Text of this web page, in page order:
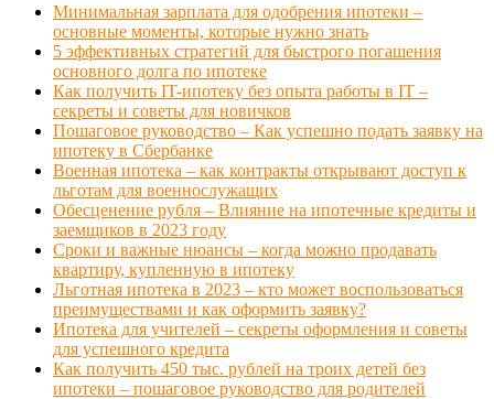
Минимальная зарплата для одобрения ипотеки –
основные моменты, которые нужно знать
5 эффективных стратегий для быстрого погашения
основного долга по ипотеке
Как получить IT-ипотеку без опыта работы в IT –
секреты и советы для новичков
Пошаговое руководство – Как успешно подать заявку на
ипотеку в Сбербанке
Военная ипотека – как контракты открывают доступ к
льготам для военнослужащих
Обесценение рубля – Влияние на ипотечные кредиты и
заемщиков в 2023 году
Сроки и важные нюансы – когда можно продавать
квартиру, купленную в ипотеку
Льготная ипотека в 2023 – кто может воспользоваться
преимуществами и как оформить заявку?
Ипотека для учителей – секреты оформления и советы
для успешного кредита
Как получить 450 тыс. рублей на троих детей без
ипотеки – пошаговое руководство для родителей